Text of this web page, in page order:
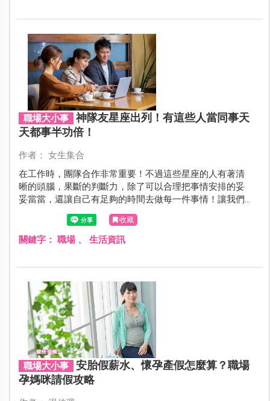
職場大小事
神隊友星座出列！有這些人當同事天
天都事半功倍！
作者： 女生集合
在工作時，團隊合作非常重要！不過這些星座的人有著清
晰的頭腦，果斷的判斷力，除了可以合理把事情安排的妥
妥當當，還讓自己有足夠的時間去做每一件事情！讓我們
來看看有哪些星座吧！
收藏
關鍵字： 職場、 生活資訊
職場大小事
安胎假薪水、懷孕產假怎麼算？職場
孕媽咪請假攻略